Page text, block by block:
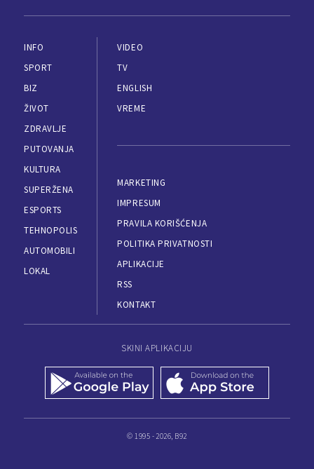
INFO
SPORT
BIZ
ŽIVOT
ZDRAVLJE
PUTOVANJA
KULTURA
SUPERŽENA
ESPORTS
TEHNOPOLIS
AUTOMOBILI
LOKAL
VIDEO
TV
ENGLISH
VREME
MARKETING
IMPRESUM
PRAVILA KORIŠĆENJA
POLITIKA PRIVATNOSTI
APLIKACIJE
RSS
KONTAKT
SKINI APLIKACIJU
© 1995 - 2026, B92